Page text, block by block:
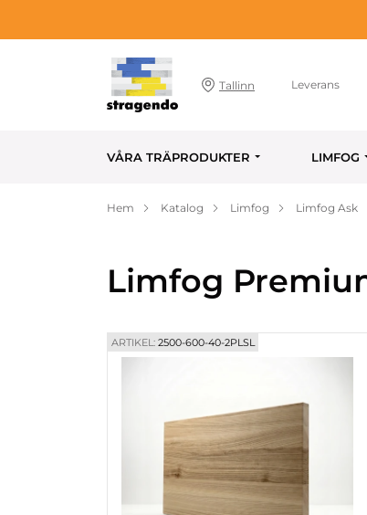
Tallinn Leverans
VÅRA TRÄPRODUKTER LIMFOG
Hem Katalog Limfog Limfog Ask
Limfog
ARTIKEL: 2500-600-40-2PLSL